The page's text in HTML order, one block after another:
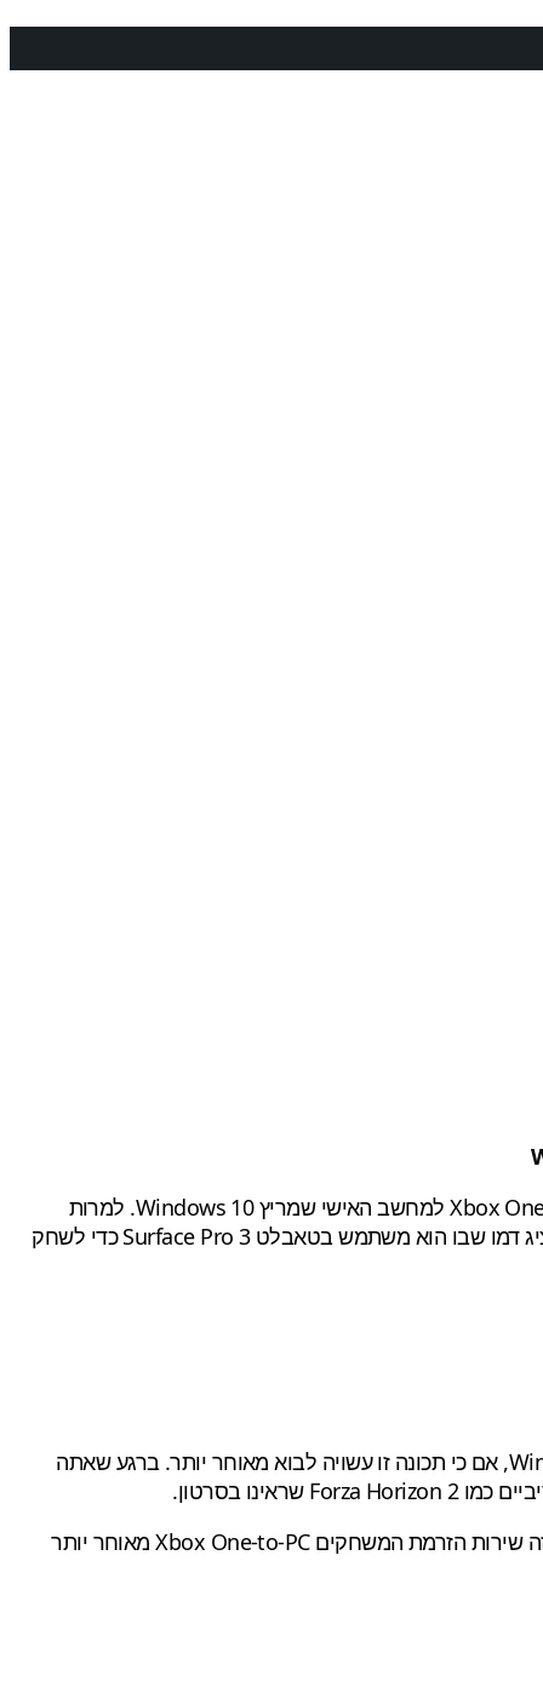
", מלבד פייבל ל PC, היא ההכרזה על הזרמת משחקי Xbox One למחשב האישי שמריץ Windows 10. למרות
הציג דמו שבו הוא משתמש בטאבלט Surface Pro 3 כדי לשחק
,אם כי תכונה זועשויה לבוא מאוחר יותר. ברגע שאתה
כמו Forza Horizon 2
שראינו בסרטון.
שירות הזרמת המשחקים Xbox One-to-PC מאוחר יותר